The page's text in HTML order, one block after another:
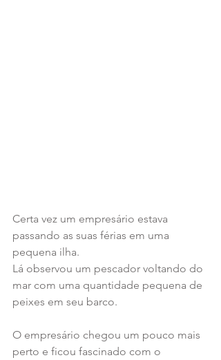
Certa vez um empresário estava
passando as suas férias em uma
pequena ilha.
Lá observou um pescador voltando do
mar com uma quantidade pequena de
peixes em seu barco.
O empresário chegou um pouco mais
perto e ficou fascinado com o